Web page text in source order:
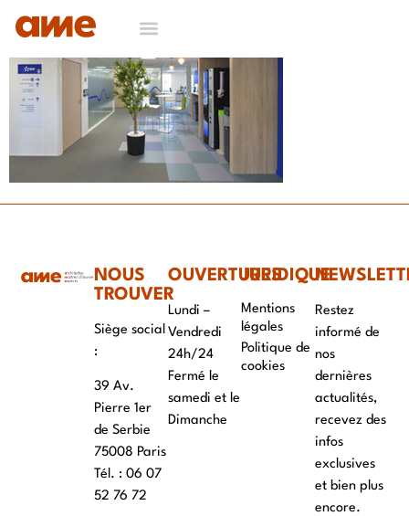
NOUS
TROUVER
Siège social
:
39 Av.
Pierre 1er
de Serbie
75008 Paris
Tél. : ‭06 07
52 76 72
OUVERTURES
Lundi –
Vendredi
24h/24
Fermé le
samedi et le
Dimanche
JURIDIQUE
Mentions
légales
Politique de
cookies
Restez
informé de
nos
dernières
actualités,
recevez des
infos
exclusives
et bien plus
encore.